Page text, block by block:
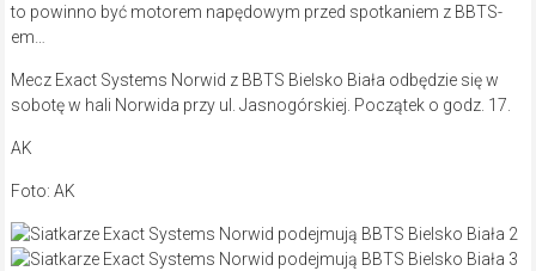
to powinno być motorem napędowym przed spotkaniem z BBTS-
em…
Mecz Exact Systems Norwid z BBTS Bielsko Biała odbędzie się w
sobotę w hali Norwida przy ul. Jasnogórskiej. Początek o godz. 17.
AK
Foto: AK